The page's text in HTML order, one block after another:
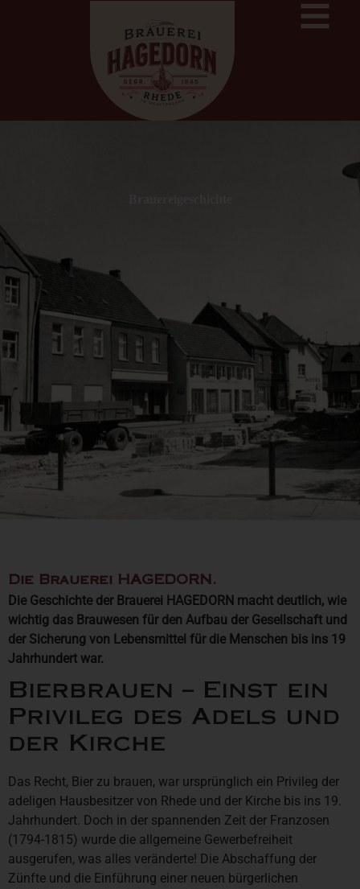
Die Brauerei HAGEDORN.
Die Geschichte der Brauerei HAGEDORN macht deutlich, wie
wichtig das Brauwesen für den Aufbau der Gesellschaft und
der Sicherung von Lebensmittel für die Menschen bis ins 19
Jahrhundert war.
Bierbrauen – Einst ein
Privileg des Adels und
der Kirche
Das Recht, Bier zu brauen, war ursprünglich ein Privileg der
adeligen Hausbesitzer von Rhede und der Kirche bis ins 19.
Jahrhundert. Doch in der spannenden Zeit der Franzosen
(1794-1815) wurde die allgemeine Gewerbefreiheit
ausgerufen, was alles veränderte! Die Abschaffung der
Zünfte und die Einführung einer neuen bürgerlichen